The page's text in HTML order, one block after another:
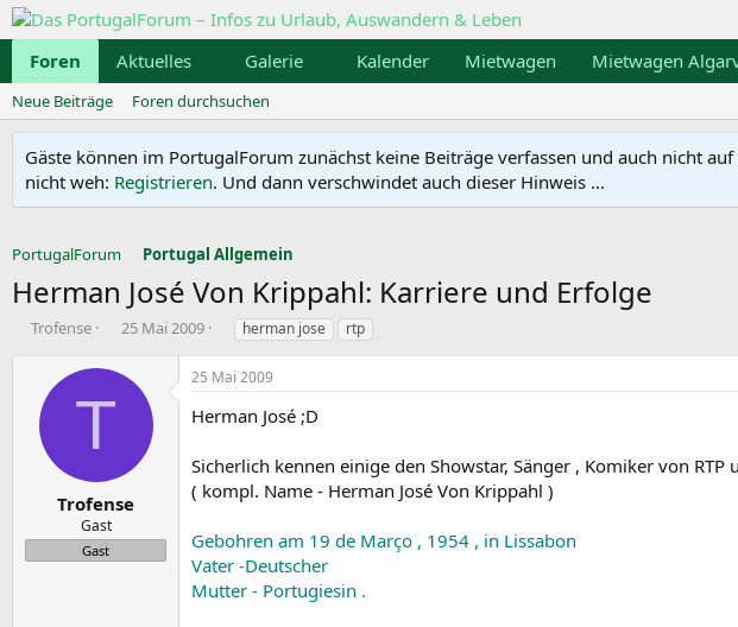
Foren Aktuelles Galerie Kalender Mietwagen Mietwagen
Neue Beiträge Foren durchsuchen
Gäste können im PortugalForum zunächst keine Beiträge verfassen und auch nicht
nicht weh: Registrieren. Und dann verschwindet auch dieser Hinweis ...
PortugalForum Portugal Allgemein
Herman José Von Krippahl: Karriere und Erfolge
E
Trofense
E
s
t
a
25 Mai 2009
S
h
l
a
w
o
r
e
herman jose rtp
T
Trofense
Gast
Gast
25 Mai 2009
Herman José ;D
Sicherlich kennen einige den Showstar, Sänger , Komiker von RTP
( kompl. Name - Herman José Von Krippahl )
Gebohren am 19 de Março , 1954 , in Lissabon
Vater -Deutscher
Mutter - Portugiesin .